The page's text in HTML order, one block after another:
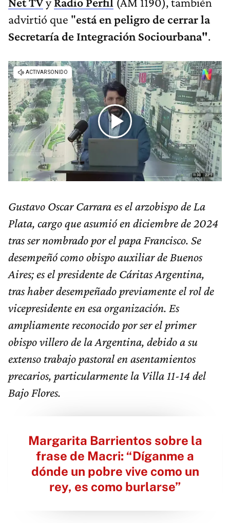
advirtió que "está en peligro de cerrar la
Secretaría de Integración Sociourbana".
Gustavo Oscar Carrara es el arzobispo de La
Plata, cargo que asumió en diciembre de 2024
tras ser nombrado por el papa Francisco. Se
desempeñó como obispo auxiliar de Buenos
Aires; es el presidente de Cáritas Argentina,
tras haber desempeñado previamente el rol de
vicepresidente en esa organización. Es
ampliamente reconocido por ser el primer
obispo villero de la Argentina, debido a su
extenso trabajo pastoral en asentamientos
precarios, particularmente la Villa 11-14 del
Bajo Flores.
Margarita Barrientos sobre la
frase de Macri: “Díganme a
dónde un pobre vive como un
rey, es como burlarse”